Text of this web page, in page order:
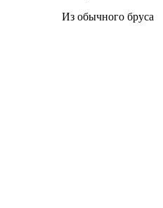
Из обычного бруса